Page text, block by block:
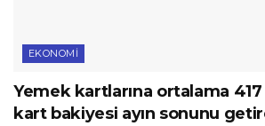
EKONOMI
Yemek kartlarına ortalama
kart bakiyesi ayın sonunu